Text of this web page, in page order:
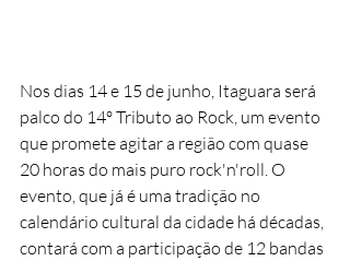
Nos dias 14 e 15 de junho, Itaguara será
palco do 14º Tributo ao Rock, um evento
que promete agitar a região com quase
20 horas do mais puro rock'n'roll. O
evento, que já é uma tradição no
calendário cultural da cidade há décadas,
contará com a participação de 12 bandas